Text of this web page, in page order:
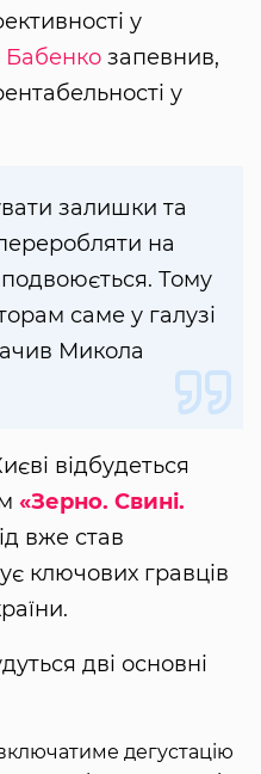
у
запевнив,
у
залишки та
на
Тому
саме у галузі
Микола
відбудеться
«Зерно. Свині.
вже став
ключових гравців
дві основні
дегустацію